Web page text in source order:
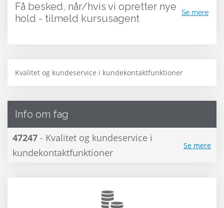
Få besked, når/hvis vi opretter nye
hold - tilmeld kursusagent
Se mere
Kvalitet og kundeservice i kundekontaktfunktioner
Info om fag
47247 - Kvalitet og kundeservice i
kundekontaktfunktioner
Se mere